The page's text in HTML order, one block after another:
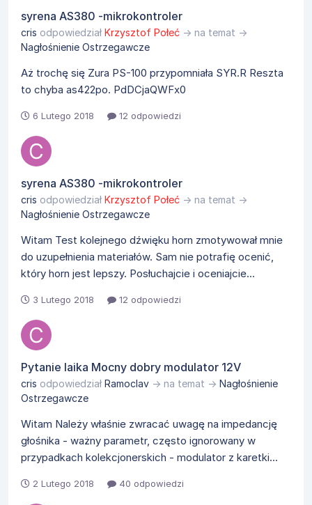
syrena AS380 -mikrokontroler
cris odpowiedział Krzysztof Połeć → na temat →
Nagłośnienie Ostrzegawcze
Aż trochę się Zura PS-100 przypomniała SYR.R Reszta
to chyba as422po. PdDCjaQWFx0
6 Lutego 2018 12 odpowiedzi
syrena AS380 -mikrokontroler
cris odpowiedział Krzysztof Połeć → na temat →
Nagłośnienie Ostrzegawcze
Witam Test kolejnego dźwięku horn zmotywował mnie
do uzupełnienia materiałów. Sam nie potrafię ocenić,
który horn jest lepszy. Posłuchajcie i oceniajcie...
3 Lutego 2018 12 odpowiedzi
Pytanie laika Mocny dobry modulator 12V
cris odpowiedział Ramoclav → na temat → Nagłośnienie
Ostrzegawcze
Witam Należy właśnie zwracać uwagę na impedancję
głośnika - ważny parametr, często ignorowany w
przypadkach kolekcjonerskich - modulator z karetki...
2 Lutego 2018 40 odpowiedzi